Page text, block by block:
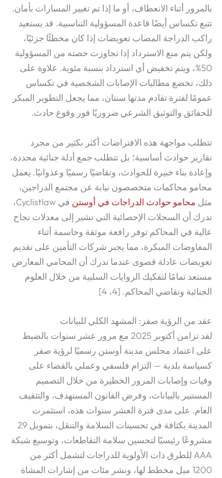
بالمرور أثناء الانعطاف، أو ما إذا تم تغيير المسارات بأمان.
تتبع تكساس أيضًا قاعدة المسؤولية التناسبية. قد يستعيد
راكب الدراجة المصاب تعويضات إذا كان مخطئًا جزئيًا،
ولكن يتم منع الاسترداد إذا تجاوزت حصته من المسؤولية
50%، ويتم تخفيض أي استرداد بنسبة مئوية.
علاوة على
ذلك، تخضع مطالبات الإصابات الشخصية في تكساس
عمومًا لفترة تقادم مدتها سنتان، مما يجعل التطوير المبكر
للحقائق والتوثيق الشرعي ضروريًا فور وقوع حادث.
تتطلب مواجهة هذه الافتراضات أكثر بكثير من مجرد
تقارير حوادث أساسية؛ بل تتطلب جمع أدلة جنائية محددة،
وإعادة بناء خبيرة للحوادث، وتقاضيًا رسميًا وعدوانيًا. يعمل
محامو محاكمات متخصصون نيابة عن مجتمع الدراجين،
مثل محامو حوادث الدراجات في أوستن
في Cyclistlaw،
ندرك أن السجلات الإحصائية التي تشير إلى معدلات نجاح
عالية في المحاكم توفر رافعة موثقة وحاسمة أثناء
المفاوضات المبكرة، مما يجبر شركات التأمين على تقديم
تعويضات عادلة قصوى عندما تدرك أن المحامي المعارض
مستعد تمامًا لتفكيك الروايات السلبية من خلال العلوم
الجنائية وتقاضي المحاكم. [4، 4]
عقد من الرؤية صفر: المشهد الكلي للبيانات
لقد تزامن أكتوبر 2025 مع مرور عشر سنوات بالضبط
على اعتماد مجلس مدينة أوستن رسميًا لرؤية صفر
كسياسة بلدية — التزام فلسفي وعملي بالقضاء على
وفيات وإصابات المرور الخطيرة من خلال التصميم
المستنير بالبيانات، وفرض القانون المستهدف، والتثقيف
العام. على مدى فترة العشر سنوات هذه، استثمرت
المدينة بكثافة في تحسينات السلامة والتنقل، بتمويل 29
مشروعًا رئيسيًا لتحسين سلامة التقاطعات، وتوسيع شبكة
AAA للطرق ذات الأولوية للدراجات لتشمل أكثر من
1200 ميل مخطط لها، ونشر مئات من إشارات المشاة